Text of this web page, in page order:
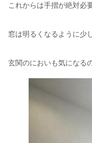
これからは手摺が絶対必
窓は明るくなるように少
玄関のにおいも気になる